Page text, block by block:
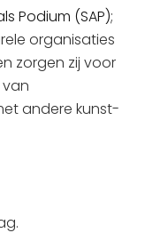
Podium (SAP);
organisaties
zorgen zij voor
andere kunst-